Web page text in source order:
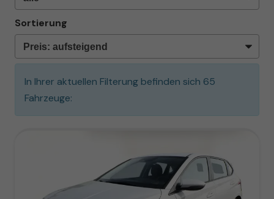
Sortierung
In Ihrer aktuellen Filterung befinden sich 65
Fahrzeuge: